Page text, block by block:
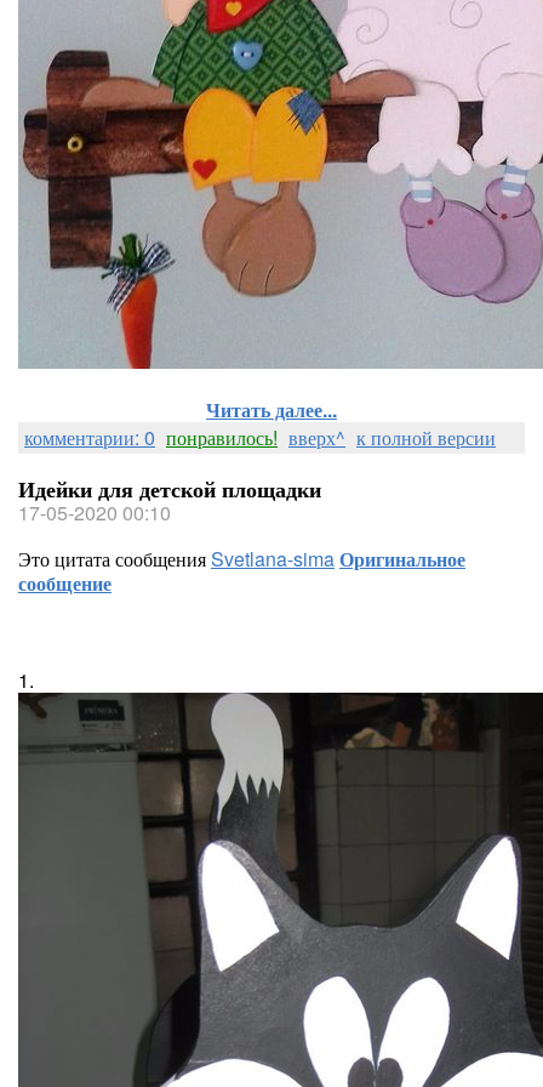
Читать далее...
комментарии: 0 понравилось! вверх^ к полной версии
Идейки для детской площадки
17-05-2020 00:10
Это цитата сообщенияSvetlana-simaОригинальное
сообщение
1.